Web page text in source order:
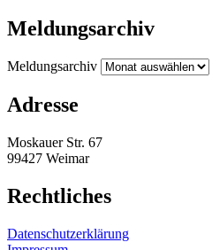
Meldungsarchiv
Meldungsarchiv
Adresse
Moskauer Str. 67
99427 Weimar
Rechtliches
Datenschutzerklärung